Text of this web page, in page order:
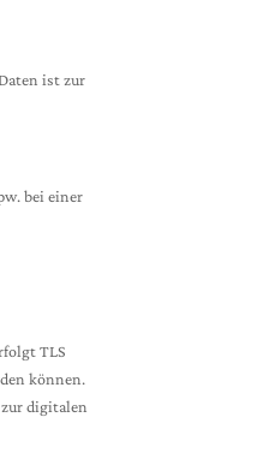
ist zur
bei einer
TLS
können.
digitalen